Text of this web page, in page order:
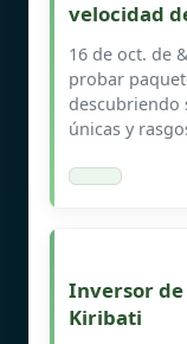
velocidad
16 de oct. de
probar
descubriendo
únicas y
Inversor
Kiribati